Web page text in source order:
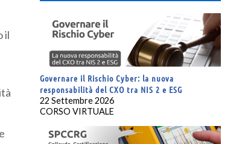
il
Governare il Rischio Cyber: la nuova
responsabilità del CXO tra NIS 2 e ESG
22 Settembre 2026
CORSO VIRTUALE